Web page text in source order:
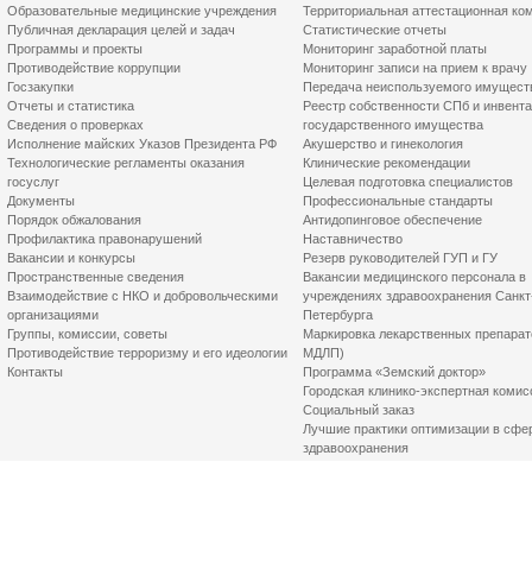
Образовательные медицинские учреждения
Публичная декларация целей и задач
Программы и проекты
Противодействие коррупции
Госзакупки
Отчеты и статистика
Сведения о проверках
Исполнение майских Указов Президента РФ
Технологические регламенты оказания
госуслуг
Документы
Порядок обжалования
Профилактика правонарушений
Вакансии и конкурсы
Пространственные сведения
Взаимодействие с НКО и добровольческими
организациями
Группы, комиссии, советы
Противодействие терроризму и его идеологии
Контакты
Территориальная аттестационная
Статистические отчеты
Мониторинг заработной платы
Мониторинг записи на прием к врачу
Передача неиспользуемого
Реестр собственности СПб и
государственного имущества
Акушерство и гинекология
Клинические рекомендации
Целевая подготовка специалистов
Профессиональные стандарты
Антидопинговое обеспечение
Наставничество
Резерв руководителей ГУП и ГУ
Вакансии медицинского персонала в
учреждениях здравоохранения
Петербурга
Маркировка лекарственных
МДЛП)
Программа «Земский доктор»
Городская клинико-экспертная
Социальный заказ
Лучшие практики оптимизации в
здравоохранения